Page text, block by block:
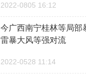
2022-0805 16:12
今广西南宁桂林等局部
雷暴大风等强对流
2022-0528 11:14